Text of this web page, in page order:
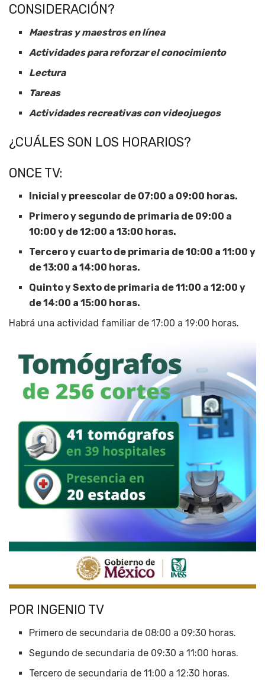
CONSIDERACIÓN?
Maestras y maestros en línea
Actividades para reforzar el conocimiento
Lectura
Tareas
Actividades recreativas con videojuegos
¿CUÁLES SON LOS HORARIOS?
ONCE TV:
Inicial y preescolar de 07:00 a 09:00 horas.
Primero y segundo de primaria de 09:00 a
10:00 y de 12:00 a 13:00 horas.
Tercero y cuarto de primaria de 10:00 a 11:00 y
de 13:00 a 14:00 horas.
Quinto y Sexto de primaria de 11:00 a 12:00 y
de 14:00 a 15:00 horas.
Habrá una actividad familiar de 17:00 a 19:00 horas.
POR INGENIO TV
Primero de secundaria de 08:00 a 09:30 horas.
Segundo de secundaria de 09:30 a 11:00 horas.
Tercero de secundaria de 11:00 a 12:30 horas.